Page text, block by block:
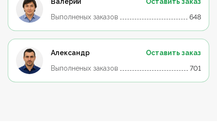
Выполненых заказов
648
Александр
Оставить заказ
Выполненых заказов
701